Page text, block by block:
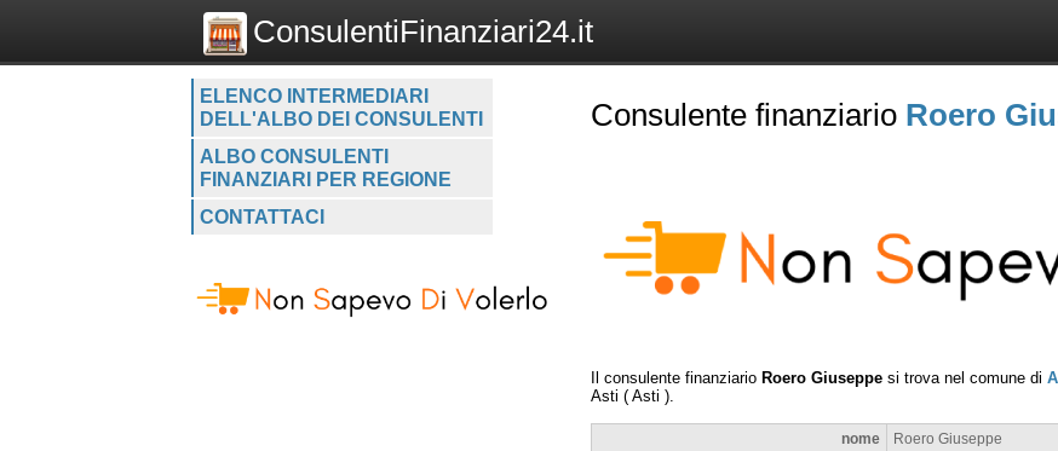
ConsulentiFinanziari24.it
ELENCO INTERMEDIARI
DELL'ALBO DEI CONSULENTI
ALBO CONSULENTI
FINANZIARI PER REGIONE
CONTATTACI
Consulente finanziario Roero
Il consulente finanziario Roero Giuseppe si trova nel comune di
Asti ( Asti ).
nome
Roero Giuseppe